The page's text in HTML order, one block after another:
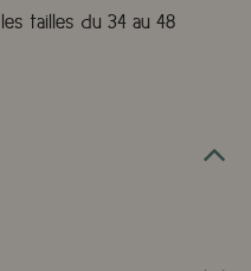
tailles du 34 au 48